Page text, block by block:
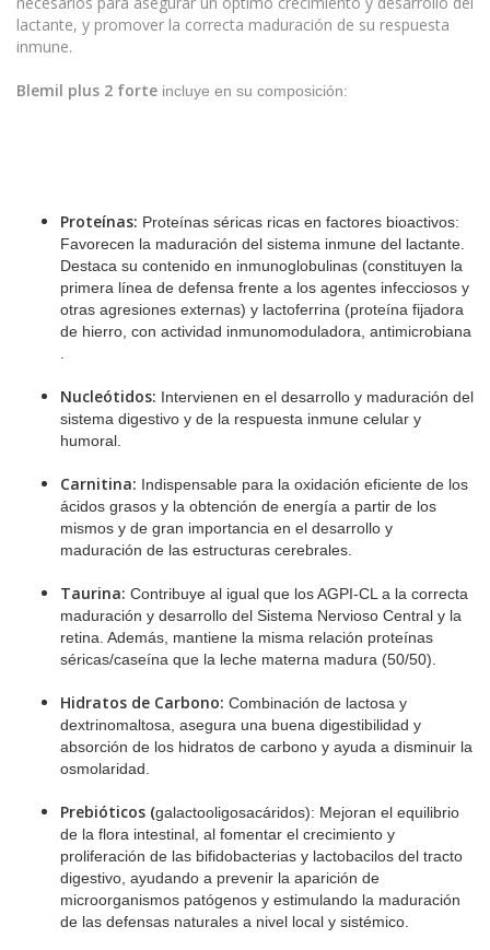
lactante, y promover la correcta maduración de su respuesta
inmune.
Blemil plus 2 forte incluye en su composición:
Proteínas: Proteínas séricas ricas en factores bioactivos:
Favorecen la maduración del sistema inmune del lactante.
Destaca su contenido en inmunoglobulinas (constituyen la
primera línea de defensa frente a los agentes infecciosos y
otras agresiones externas) y lactoferrina (proteína fijadora
de hierro, con actividad inmunomoduladora, antimicrobiana
Nucleótidos: Intervienen en el desarrollo y maduración del
sistema digestivo y de la respuesta inmune celular y
humoral.
Carnitina: Indispensable para la oxidación eficiente de los
ácidos grasos y la obtención de energía a partir de los
mismos y de gran importancia en el desarrollo y
maduración de las estructuras cerebrales.
Taurina: Contribuye al igual que los AGPI-CL a la correcta
maduración y desarrollo del Sistema Nervioso Central y la
retina. Además, mantiene la misma relación proteínas
séricas/caseína que la leche materna madura (50/50).
Hidratos de Carbono: Combinación de lactosa y
dextrinomaltosa, asegura una buena digestibilidad y
absorción de los hidratos de carbono y ayuda a disminuir la
osmolaridad.
Prebióticos (galactooligosacáridos): Mejoran el equilibrio
de la flora intestinal, al fomentar el crecimiento y
proliferación de las bifidobacterias y lactobacilos del tracto
digestivo, ayudando a prevenir la aparición de
microorganismos patógenos y estimulando la maduración
de las defensas naturales a nivel local y sistémico.